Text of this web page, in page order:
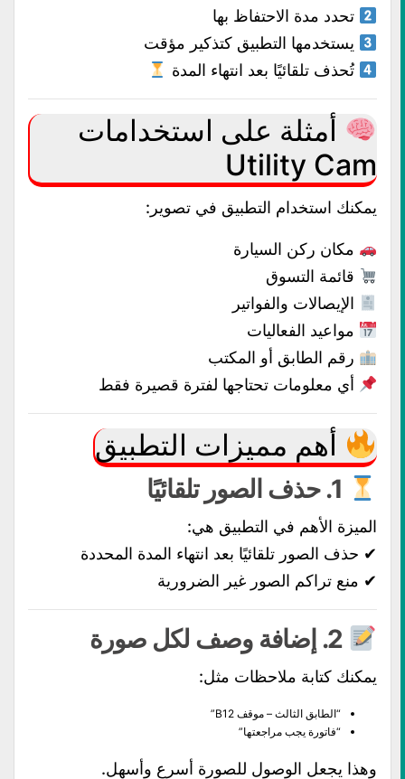
تحدد مدة الاحتفاظ بها
يستخدمها التطبيق كتذكير مؤقت
تُحذف تلقائيًا بعد انتهاء المدة
أمثلة على استخدامات
Utility Cam
يمكنك استخدام التطبيق في تصوير:
مكان ركن السيارة
قائمة التسوق
الإيصالات والفواتير
مواعيد الفعاليات
رقم الطابق أو المكتب
أي معلومات تحتاجها لفترة قصيرة فقط
أهم مميزات التطبيق
الميزة الأهم في التطبيق هي:
✔ حذف الصور تلقائيًا بعد انتهاء المدة المحددة
✔ منع تراكم الصور غير الضرورية
يمكنك كتابة ملاحظات مثل:
“الطابق الثالث – موقف B12”
“فاتورة يجب مراجعتها”
وهذا يجعل الوصول للصورة أسرع وأسهل.